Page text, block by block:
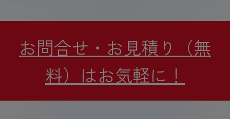
お問合せ・お見積り（無
料）はお気軽に！